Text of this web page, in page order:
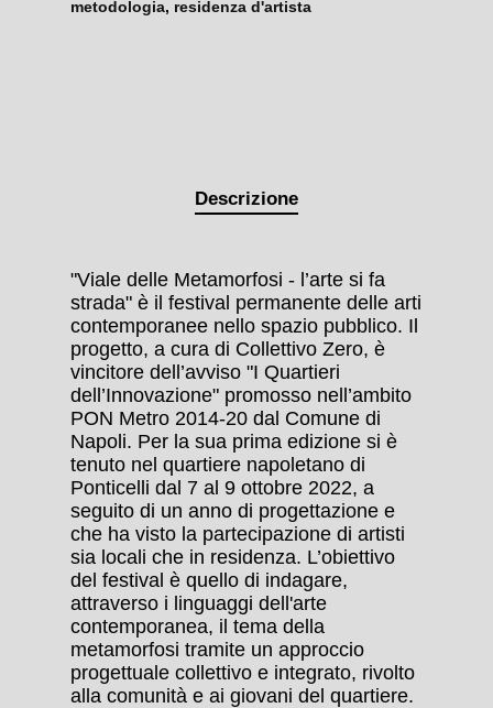
metodologia, residenza d'artista
Descrizione
"Viale delle Metamorfosi - l’arte si fa
strada" è il festival permanente delle arti
contemporanee nello spazio pubblico. Il
progetto, a cura di Collettivo Zero, è
vincitore dell’avviso "I Quartieri
dell’Innovazione" promosso nell’ambito
PON Metro 2014-20 dal Comune di
Napoli. Per la sua prima edizione si è
tenuto nel quartiere napoletano di
Ponticelli dal 7 al 9 ottobre 2022, a
seguito di un anno di progettazione e
che ha visto la partecipazione di artisti
sia locali che in residenza. L’obiettivo
del festival è quello di indagare,
attraverso i linguaggi dell'arte
contemporanea, il tema della
metamorfosi tramite un approccio
progettuale collettivo e integrato, rivolto
alla comunità e ai giovani del quartiere.